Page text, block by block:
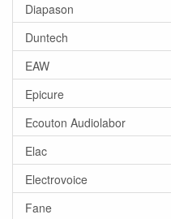
Diapason
Duntech
EAW
Epicure
Ecouton Audiolabor
Elac
Electrovoice
Fane